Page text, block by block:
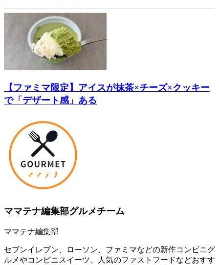
【ファミマ限定】アイスが抹茶×チーズ×クッキー
で「デザート感」ある
ママテナ編集部グルメチーム
ママテナ編集部
セブンイレブン、ローソン、ファミマなどの新作コンビニグ
ルメやコンビニスイーツ、人気のファストフードなどおすす